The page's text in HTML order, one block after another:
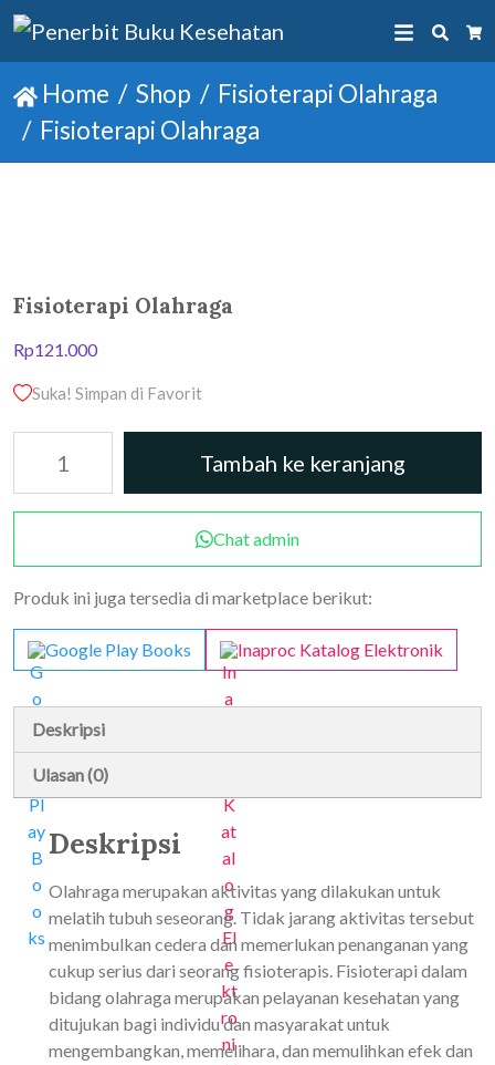
Search
Home Shop
Fisioterapi Olahraga
Fisioterapi Olahraga
Fisioterapi Olahraga
Rp121.000
Suka! Simpan di Favorit
Fisioterapi
Olahraga
Tambah ke keranjang
Chat admin
Produk ini juga tersedia di marketplace berikut:
Google Play Books Inaproc Katalog Elektronik
Deskripsi
Ulasan (0)
Deskripsi
Olahraga merupakan aktivitas yang dilakukan untuk
melatih tubuh seseorang. Tidak jarang aktivitas tersebut
menimbulkan cedera dan memerlukan penanganan yang
cukup serius dari seorang fisioterapis. Fisioterapi dalam
bidang olahraga merupakan pelayanan kesehatan yang
ditujukan bagi individu dan masyarakat untuk
mengembangkan, memelihara, dan memulihkan efek dan